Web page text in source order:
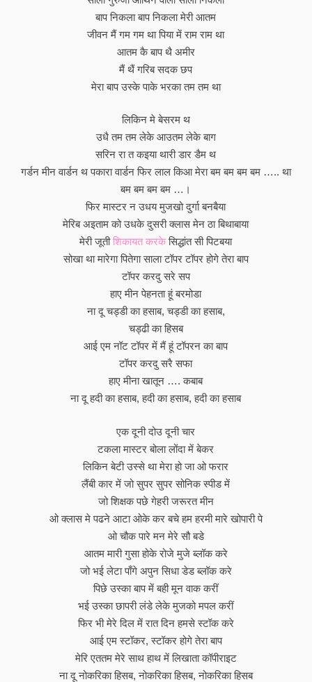
बाप निकला बाप निकला मेरी आतम
जीवन मैं गम गम था पिया में राम राम था
आतम कै बाप थै अमीर
मैं थैं गरिब सदक छप
मेरा बाप उस्के पाके भरका तम तम था
लिकिन मे बेसरम थ
उधै तम तम लेके आउतम लेके बाग
सरिन रा त कइया थारी डार डैम थ
गर्डन मीन वार्डन थ पकारा वार्डन फिर लाल किआ मेरा बम बम बम बम ….. था
बम बम बम बम …।
फिर मास्टर न उधय मुजखो दुर्गा बनबैया
मेरिब अइताम को उधके दुसरी क्लास मेन ठा बिथाबाया
मेरी जूतीशिकायत करकेसिद्धांत सी पिटबया
सोखा था मारेगा पितेगा साला टॉपर टॉपर होगे तेरा बाप
टॉपर करदु सरे सप
हाए मीन पेहनता हूं बरमोडा
ना दू चड्डी का हसाब, चड्डी का हसाब,
चड्ढी का हिसब
आई एम नॉट टॉपर में मैं हूं टॉपरन का बाप
टॉपर करदु सरै सफा
हाए मीना खातून …. कबाब
ना दू हदी का हसाब, हदी का हसाब, हदी का हसाब
एक दूनी दोउ दूनी चार
टकला मास्टर बोला लोंदा में बेकर
लिकिन बेटी उस्से था मेरा हो जा ओ फरार
लैंबी कार में जो सुपर सुपर सोनिक स्पीड में
जो शिक्षक पछे गेहरी जरूरत मीन
ओ क्लास मे पढने आटा ओके कर बचे हम हरमी मारे खोपारी पे
ओ चौक पारे मन मेरे सौ बडे
आतम मारी गुसा होके रोजे मुजे ब्लॉक करे
जो भई लेटा पाँगे अपुन सिधा डेड ब्लॉक करे
पिछे उस्का बाप में बही मून वाक करीं
भई उस्का छापरी लंडे लेके मुजको मपल करीं
फिर भी मेरे दिल में रात दिन हमसे स्टॉक करे
आई एम स्टॉकर, स्टॉकर होगे तेरा बाप
मेरि एततम मेरे साथ हाथ में लिखाता कॉपीराइट
ना दू नोकरिका हिसब, नोकरिका हिसब, नोकरिका हिसब